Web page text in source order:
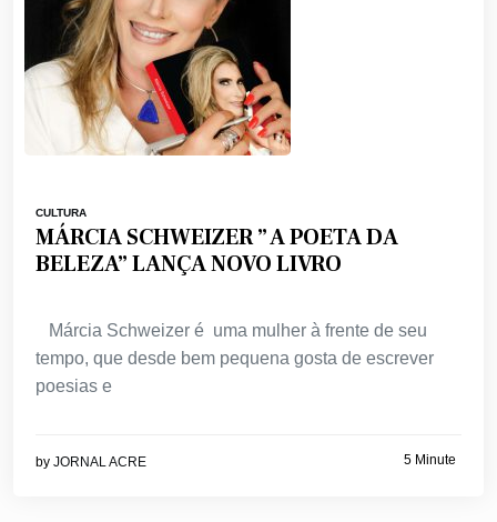
CULTURA
MÁRCIA SCHWEIZER ” A POETA DA
BELEZA” LANÇA NOVO LIVRO
Márcia Schweizer é uma mulher à frente de seu
tempo, que desde bem pequena gosta de escrever
poesias e
by JORNAL ACRE 5 Minute